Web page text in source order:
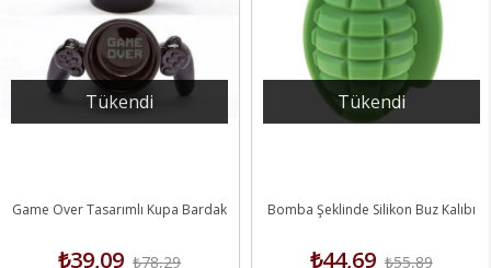
Tükendi
Game Over Tasarımlı Kupa Bardak
₺39,09 ₺78,29
Tükendi
Bomba Şeklinde Silikon Buz Kalıbı
₺44,69 ₺55,89